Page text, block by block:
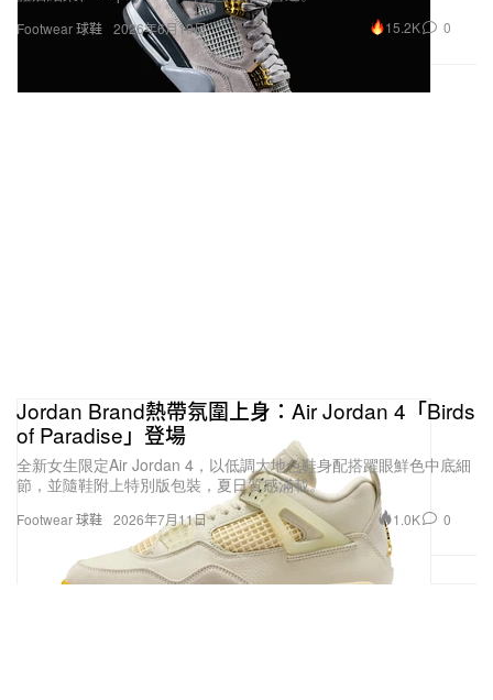
Footwear 球鞋 2026年6月10日 15.2K 0
Footwear 球鞋
Jordan Brand熱帶氛圍上身：Air Jordan 4「Birds
of Paradise」登場
全新女生限定Air Jordan 4，以低調大地色鞋身配搭躍眼鮮色中底細
節，並隨鞋附上特別版包裝，夏日質感滿載。
2026年7月11日 1.0K 0